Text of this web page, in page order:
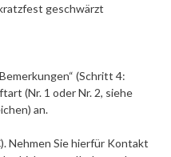
geschwärzt
(Schritt 4:
(Nr. 1 oder Nr. 2, siehe
an.
Nehmen Sie hierfür Kontakt